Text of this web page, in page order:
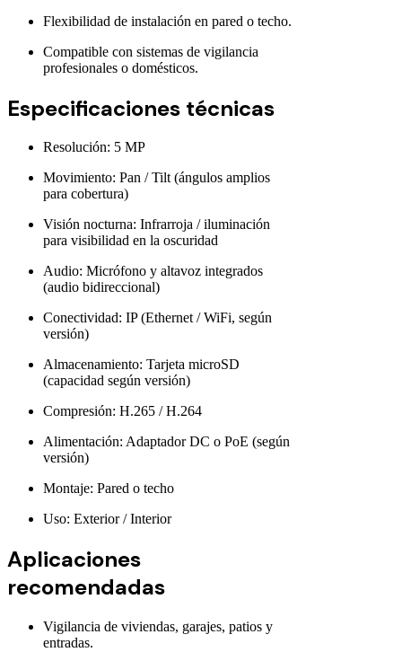
Flexibilidad de instalación en pared o techo.
Compatible con sistemas de vigilancia
profesionales o domésticos.
Especificaciones técnicas
Resolución: 5 MP
Movimiento: Pan / Tilt (ángulos amplios
para cobertura)
Visión nocturna: Infrarroja / iluminación
para visibilidad en la oscuridad
Audio: Micrófono y altavoz integrados
(audio bidireccional)
Conectividad: IP (Ethernet / WiFi, según
versión)
Almacenamiento: Tarjeta microSD
(capacidad según versión)
Compresión: H.265 / H.264
Alimentación: Adaptador DC o PoE (según
versión)
Montaje: Pared o techo
Uso: Exterior / Interior
Aplicaciones
recomendadas
Vigilancia de viviendas, garajes, patios y
entradas.